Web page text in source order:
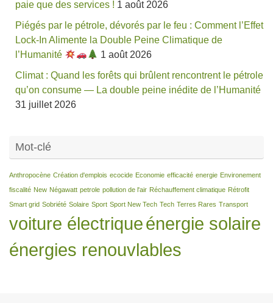
paie que des services ! 1 août 2026
Piégés par le pétrole, dévorés par le feu : Comment l’Effet
Lock-In Alimente la Double Peine Climatique de
l’Humanité
1 août 2026
Climat : Quand les forêts qui brûlent rencontrent le pétrole
qu’on consume — La double peine inédite de l’Humanité
31 juillet 2026
Mot-clé
Anthropocène Création d'emplois ecocide Economie efficacité energie Environement
fiscalité New Négawatt petrole pollution de l'air Réchauffement climatique Rétrofit
Smart grid Sobriété Solaire Sport Sport New Tech Tech Terres Rares Transport
voiture électriqueénergie solaire
énergies renouvlables